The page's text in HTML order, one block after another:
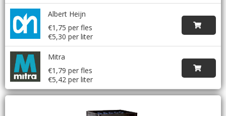
Albert Heijn
€1,75 per fles
€5,30 per liter
Mitra
€1,79 per fles
€5,42 per liter